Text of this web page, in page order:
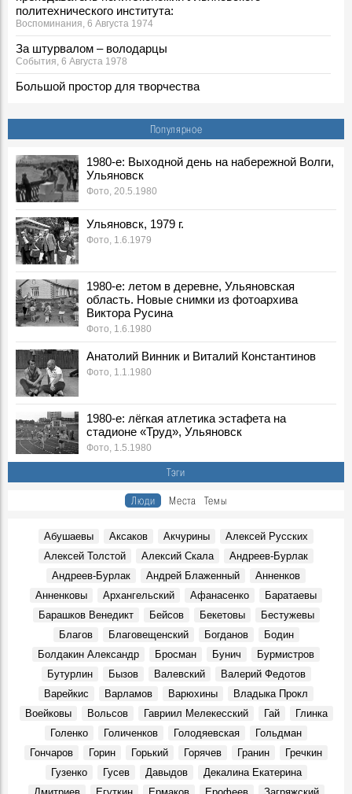
политехнического института:
Воспоминания, 6 Августа 1974
За штурвалом – володарцы
События, 6 Августа 1978
Большой простор для творчества
Георгий Иванович Марчук ответил на вопросы
корреспондента «Ульяновской правды»
***
События, 6 Августа 1990
6 августа 1991 г.
События, 6 Августа 1991
Зюганов не в восторге от Ульяновского обкома
События, 6 Августа 1996
Борис Николаевич Ельцин, в 1996 г. Президент РФ:
Воспоминания, 6 Августа 1996
Группа "Чайф" в Речном порту Ульяновска, 2000 г.
Фото, 6 Августа 2000
Встреча в Ульяновске А. Лезина с Олимпиады, 1996 г.
Фото, 6 Августа 1996
Тутта Ларсен в Ульяновске: «Мое имя – это название
моей профессии»
События, 6 Августа 2023
Екатерина Гусева в Ульяновске: «Ольга из «Бригады»
Герои, 6 Августа 2023
В ульяновском музее покажут старинные рукописные
События, 6 Августа 2024
У ансамбля «Волга» новый художественный
руководитель
На открытие сезона в Ульяновском театре драмы
театралов ждёт «Кара…»
События, 6 Августа 2025
Джанни Родари: «…Полную Волгу счастья!»
События, 2 Августа 1969
Новый Новоульяновск
Места, 3 Августа 1969
7 августа 1969 года. ЦК КПСС.
События, 7 Августа 1969
Василий Андреевич Андреев, в 1969 – 1980 гг. ректор
Ульяновского политехнического института:
Популярное
1980-е: Выходной день на набережной Волги,
Ульяновск
Фото, 20.5.1980
Ульяновск, 1979 г.
Фото, 1.6.1979
1980-е: летом в деревне, Ульяновская
область. Новые снимки из фотоархива
Виктора Русина
Фото, 1.6.1980
Анатолий Винник и Виталий Константинов
Фото, 1.1.1980
1980-е: лёгкая атлетика эстафета на
стадионе «Труд», Ульяновск
Фото, 1.5.1980
Тэги
Люди Места Темы
Абушаевы Аксаков Акчурины
Алексей Русских
Алексей Толстой
Алексий Скала
Андреев-Бурлак
Андреев-Бурлак
Андрей Блаженный
Анненков
Анненковы
Архангельский Афанасенко
Баратаевы
Барашков Венедикт
Бейсов Бекетовы
Бестужевы
Благов
Благовещенский Богданов
Бодин
Болдакин Александр
Бросман Бунич
Бурмистров
Бутурлин
Бызов Валевский
Валерий Федотов
Варейкис
Варламов Варюхины
Владыка Прокл
Воейковы
Вольсов Гавриил Мелекесский Гай
Глинка
Голенко
Голиченков Голодяевская
Гольдман
Гончаров
Горин Горький Горячев Гранин
Гречкин
Гузенко
Гусев Давыдов
Декалина Екатерина